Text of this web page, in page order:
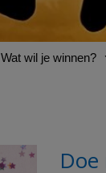
Wat wil je winnen?